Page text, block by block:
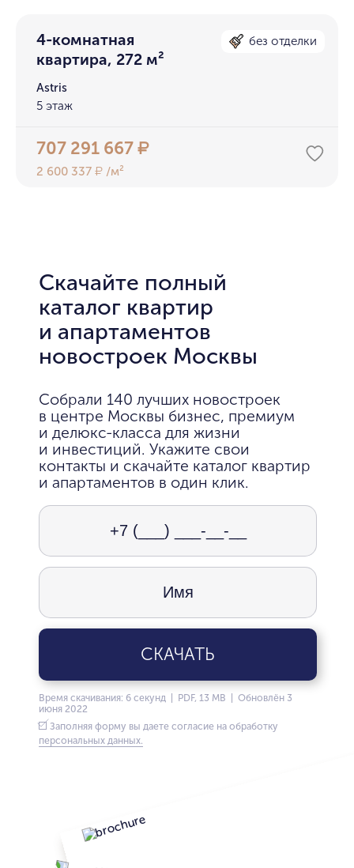
4-комнатная
квартира, 272 м²
без отделки
Astris
5 этаж
707 291 667₽
2 600 337₽ /м²
Скачайте полный
каталог квартир
и апартаментов
новостроек Москвы
Собрали 140 лучших новостроек
в центре Москвы бизнес, премиум
и делюкс-класса для жизни
и инвестиций. Укажите свои
контакты и скачайте каталог квартир
и апартаментов в один клик.
СКАЧАТЬ
Время скачивания: 6 секунд | PDF, 13 MB | Обновлён 3
июня 2022
Заполняя форму вы даете согласие на обработку
персональных данных.